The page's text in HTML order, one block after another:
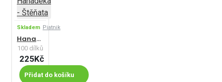
Skladem Piatnik
Hanadeka - Štěňata
100 dílků
225Kč
Přidat do košíku